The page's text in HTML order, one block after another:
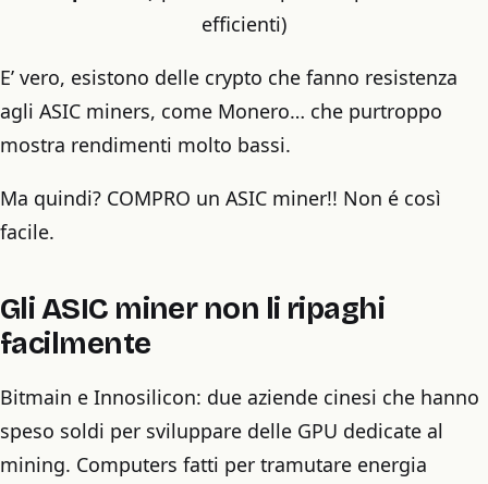
efficienti)
E’ vero, esistono delle crypto che fanno resistenza
agli ASIC miners, come Monero… che purtroppo
mostra rendimenti molto bassi.
Ma quindi? COMPRO un ASIC miner!! Non é così
facile.
Gli ASIC miner non li ripaghi
facilmente
Bitmain e Innosilicon: due aziende cinesi che hanno
speso soldi per sviluppare delle GPU dedicate al
mining. Computers fatti per tramutare energia